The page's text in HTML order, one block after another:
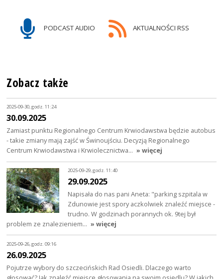
PODCAST AUDIO AKTUALNOŚCI RSS
Zobacz także
2025-09-30, godz. 11:24
30.09.2025
Zamiast punktu Regionalnego Centrum Krwiodawstwa będzie autobus
- takie zmiany mają zajść w Świnoujściu. Decyzją Regionalnego
Centrum Krwiodawstwa i Krwiolecznictwa… » więcej
2025-09-29, godz. 11:40
29.09.2025
Napisała do nas pani Aneta: "parking szpitala w
Zdunowie jest spory aczkolwiek znaleźć miejsce -
trudno. W godzinach porannych ok. 9tej był
problem ze znalezieniem… » więcej
2025-09-26, godz. 09:16
26.09.2025
Pojutrze wybory do szczecińskich Rad Osiedli. Dlaczego warto